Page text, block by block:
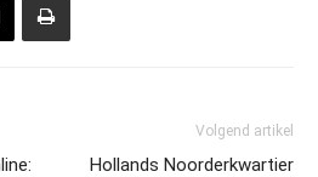
Volgend artikel
Hollands Noorderkwartier